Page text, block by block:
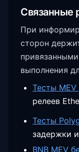
Связанные
При
сторон
выполнения
Тесты
релеев
Тесты
задержки
BNB MEV